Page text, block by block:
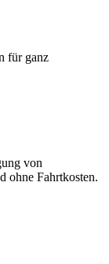
für ganz
von
ohne Fahrtkosten.